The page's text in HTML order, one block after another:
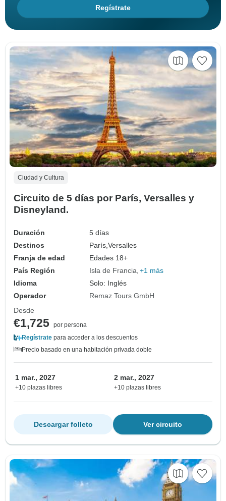
Regístrate
Ciudad y Cultura
Circuito de 5 días por París, Versalles y
Disneyland.
Duración
5 días
Destinos
París,Versalles
Franja de edad
Edades 18+
País Región
Isla de Francia +1 más
Idioma
Solo: Inglés
Operador
Remaz Tours GmbH
Desde
€1,725 por persona
Regístrate para acceder a los descuentos
Precio basado en una habitación privada doble
1 mar., 2027
+10 plazas libres
2 mar., 2027
+10 plazas libres
Ver circuito
Descargar folleto